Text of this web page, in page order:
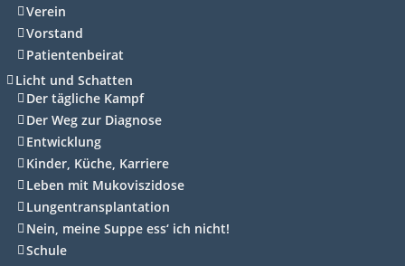
Verein
Vorstand
Patientenbeirat
Licht und Schatten
Der tägliche Kampf
Der Weg zur Diagnose
Entwicklung
Kinder, Küche, Karriere
Leben mit Mukoviszidose
Lungentransplantation
Nein, meine Suppe ess‘ ich nicht!
Schule